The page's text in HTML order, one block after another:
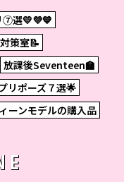
⑦選💛💜💙
策室📝
放課後Seventeen🏫
リポーズ７選🌟
ーンモデルの購入品